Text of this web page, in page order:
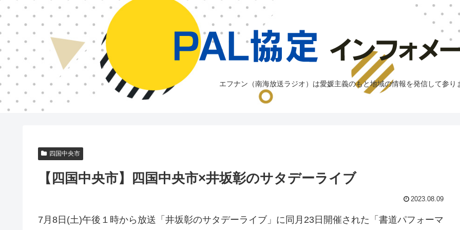
エフナン（南海放送ラジオ）は愛媛主義のもと地域の情報を発信して参り
四国中央市
【四国中央市】四国中央市×井坂彰のサタデーライブ
2023.08.09
7月8日(土)午後１時から放送「井坂彰のサタデーライブ」に同月23日開催された「書道パフォーマ